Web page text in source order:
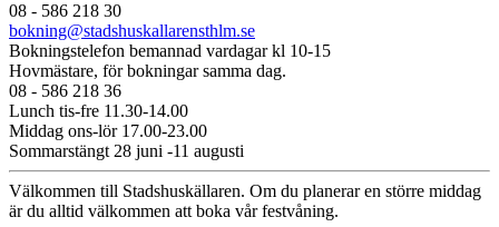
08 - 586 218 30
bokning@stadshuskallarensthlm.se
Bokningstelefon bemannad vardagar kl 10-15
Hovmästare, för bokningar samma dag.
08 - 586 218 36
Lunch tis-fre 11.30-14.00
Middag ons-lör 17.00-23.00
Sommarstängt 28 juni -11 augusti
Välkommen till Stadshuskällaren. Om du planerar en större middag
är du alltid välkommen att boka vår festvåning.